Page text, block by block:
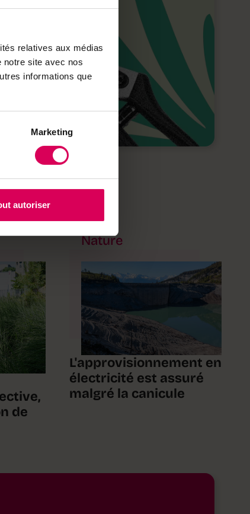
relatives aux médias
notre site avec nos
informations que
Marketing
autoriser
de
Nature
L'approvisionnement en
électricité est assuré
malgré la canicule